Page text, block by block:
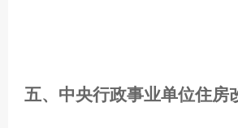
五、中央行政事业单位住房